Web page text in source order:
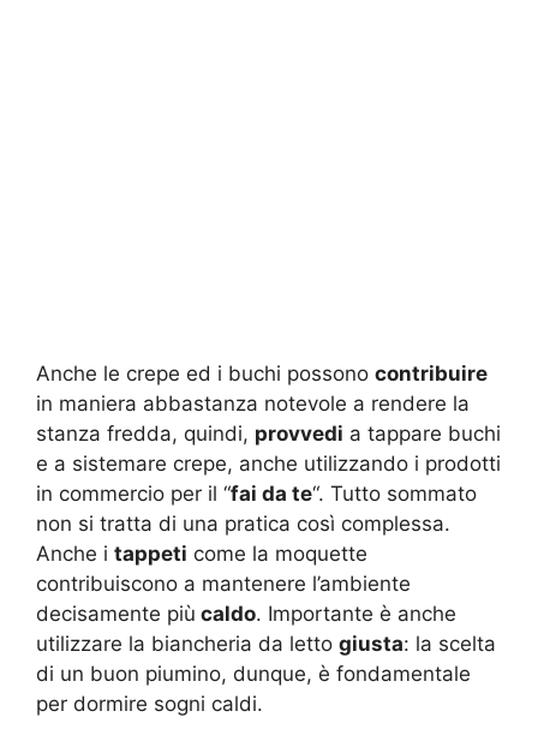
Anche le crepe ed i buchi possono contribuire
in maniera abbastanza notevole a rendere la
stanza fredda, quindi, provvedi a tappare buchi
e a sistemare crepe, anche utilizzando i prodotti
in commercio per il “fai da te“. Tutto sommato
non si tratta di una pratica così complessa.
Anche i tappeti come la moquette
contribuiscono a mantenere l’ambiente
decisamente più caldo. Importante è anche
utilizzare la biancheria da letto giusta: la scelta
di un buon piumino, dunque, è fondamentale
per dormire sogni caldi.